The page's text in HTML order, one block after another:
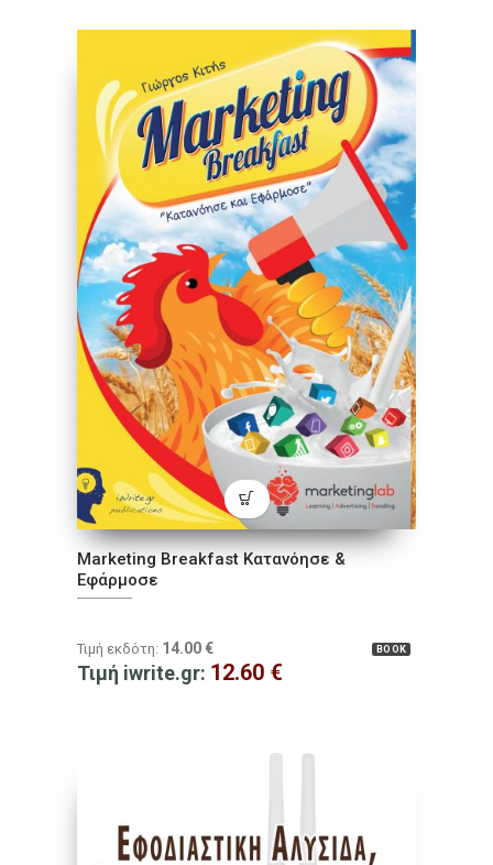
Marketing Breakfast Κατανόησε &
Εφάρμοσε
BOOK
Τιμή εκδότη: 14.00 €
Τιμή iwrite.gr: 12.60 €